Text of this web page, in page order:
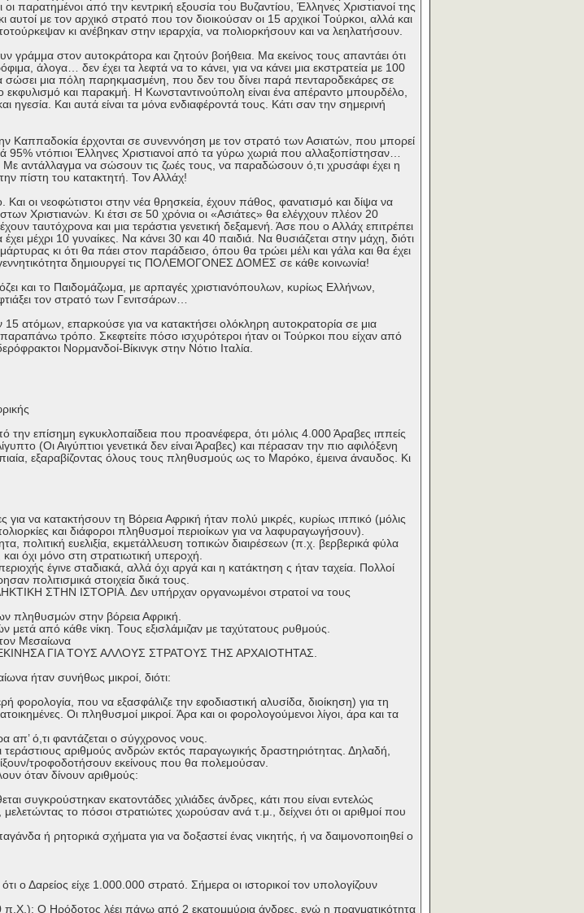
παρατημένοι από την κεντρική εξουσία του Βυζαντίου, Έλληνες Χριστιανοί της
αυτοί με τον αρχικό στρατό που τον διοικούσαν οι 15 αρχικοί Τούρκοι, αλλά και
κι ανέβηκαν στην ιεραρχία, να πολιορκήσουν και να λεηλατήσουν.
γράμμα στον αυτοκράτορα και ζητούν βοήθεια. Μα εκείνος τους απαντάει ότι
άλογα… δεν έχει τα λεφτά να το κάνει, για να κάνει μια εκστρατεία με 100
σώσει μια πόλη παρηκμασμένη, που δεν του δίνει παρά πενταροδεκάρες σε
εκφυλισμό και παρακμή. Η Κωνσταντινούπολη είναι ένα απέραντο μπουρδέλο,
ηγεσία. Και αυτά είναι τα μόνα ενδιαφέροντά τους. Κάτι σαν την σημερινή
Καππαδοκία έρχονται σε συνεννόηση με τον στρατό των Ασιατών, που μπορεί
95% ντόπιοι Έλληνες Χριστιανοί από τα γύρω χωριά που αλλαξοπίστησαν…
αντάλλαγμα να σώσουν τις ζωές τους, να παραδώσουν ό,τι χρυσάφι έχει η
πίστη του κατακτητή. Τον Αλλάχ!
Και οι νεοφώτιστοι στην νέα θρησκεία, έχουν πάθος, φανατισμό και δίψα να
Χριστιανών. Κι έτσι σε 50 χρόνια οι «Ασιάτες» θα ελέγχουν πλέον 20
ταυτόχρονα και μια τεράστια γενετική δεξαμενή. Άσε που ο Αλλάχ επιτρέπει
μέχρι 10 γυναίκες. Να κάνει 30 και 40 παιδιά. Να θυσιάζεται στην μάχη, διότι
κι ότι θα πάει στον παράδεισο, όπου θα τρώει μέλι και γάλα και θα έχει
δημιουργεί τις ΠΟΛΕΜΟΓΟΝΕΣ ΔΟΜΕΣ σε κάθε κοινωνία!
και το Παιδομάζωμα, με αρπαγές χριστιανόπουλων, κυρίως Ελλήνων,
τον στρατό των Γενιτσάρων…
ατόμων, επαρκούσε για να κατακτήσει ολόκληρη αυτοκρατορία σε μια
τρόπο. Σκεφτείτε πόσο ισχυρότεροι ήταν οι Τούρκοι που είχαν από
Νορμανδοί-Βίκινγκ στην Νότιο Ιταλία.
την επίσημη εγκυκλοπαίδεια που προανέφερα, ότι μόλις 4.000 Άραβες ιππείς
(Οι Αιγύπτιοι γενετικά δεν είναι Άραβες) και πέρασαν την πιο αφιλόξενη
εξαραβίζοντας όλους τους πληθυσμούς ως το Μαρόκο, έμεινα άναυδος. Κι
για να κατακτήσουν τη Βόρεια Αφρική ήταν πολύ μικρές, κυρίως ιππικό (μόλις
και διάφοροι πληθυσμοί περιοίκων για να λαφυραγωγήσουν).
πολιτική ευελιξία, εκμετάλλευση τοπικών διαιρέσεων (π.χ. βερβερικά φύλα
όχι μόνο στη στρατιωτική υπεροχή.
έγινε σταδιακά, αλλά όχι αργά και η κατάκτηση ς ήταν ταχεία. Πολλοί
πολιτισμικά στοιχεία δικά τους.
ΣΤΗΝ ΙΣΤΟΡΙΑ. Δεν υπήρχαν οργανωμένοι στρατοί να τους
πληθυσμών στην βόρεια Αφρική.
από κάθε νίκη. Τους εξισλάμιζαν με ταχύτατους ρυθμούς.
Μεσαίωνα
ΓΙΑ ΤΟΥΣ ΑΛΛΟΥΣ ΣΤΡΑΤΟΥΣ ΤΗΣ ΑΡΧΑΙΟΤΗΤΑΣ.
ήταν συνήθως μικροί, διότι:
φορολογία, που να εξασφάλιζε την εφοδιαστική αλυσίδα, διοίκηση) για τη
Οι πληθυσμοί μικροί. Άρα και οι φορολογούμενοι λίγοι, άρα και τα
απ’ ό,τι φαντάζεται ο σύγχρονος νους.
τεράστιους αριθμούς ανδρών εκτός παραγωγικής δραστηριότητας. Δηλαδή,
τροφοδοτήσουν εκείνους που θα πολεμούσαν.
όταν δίνουν αριθμούς:
συγκρούστηκαν εκατοντάδες χιλιάδες άνδρες, κάτι που είναι εντελώς
το πόσοι στρατιώτες χωρούσαν ανά τ.μ., δείχνει ότι οι αριθμοί που
ή ρητορικά σχήματα για να δοξαστεί ένας νικητής, ή να δαιμονοποιηθεί ο
ο Δαρείος είχε 1.000.000 στρατό. Σήμερα οι ιστορικοί τον υπολογίζουν
π.Χ.): Ο Ηρόδοτος λέει πάνω από 2 εκατομμύρια άνδρες, ενώ η πραγματικότητα